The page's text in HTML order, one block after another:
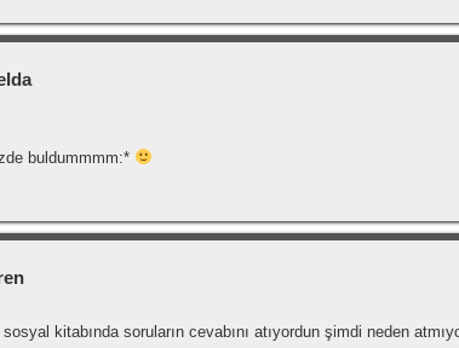
buldummmm:*
kitabında soruların cevabını atıyordun şimdi neden